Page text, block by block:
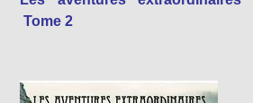
Tome 2